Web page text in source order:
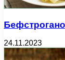
24.11.2023